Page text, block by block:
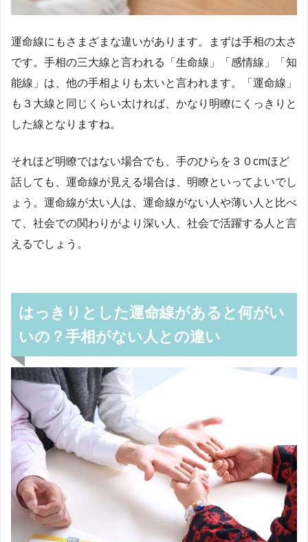
運命線にもさまざまな違いがあります。まずは手相の太さ
です。手相の三大線と言われる「生命線」「感情線」「知
能線」は、他の手相よりも太いと言われます。「運命線」
も３大線と同じくらい太ければ、かなり明瞭にくっきりと
した線となりますね。
それほど明瞭ではない場合でも、手のひらを３０cmほど
話しても、運命線が見える場合は、明瞭といってよいでし
ょう。運命線が太い人は、運命線がない人や薄い人と比べ
て、社会での関わりがより深い人、社会で活躍する人と言
えるでしょう。
はっきりとした運命線があると何がい
いの？手相がない人との違い